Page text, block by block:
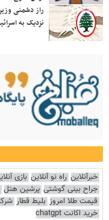
راز دشمنی
نزدیک به
خبرآنلاین راه نو آنلاین بازی
جراح بینی گوشتی پرشین هتل
قیمت طلا امروز بلیط قطار
خرید اکانت chatgpt